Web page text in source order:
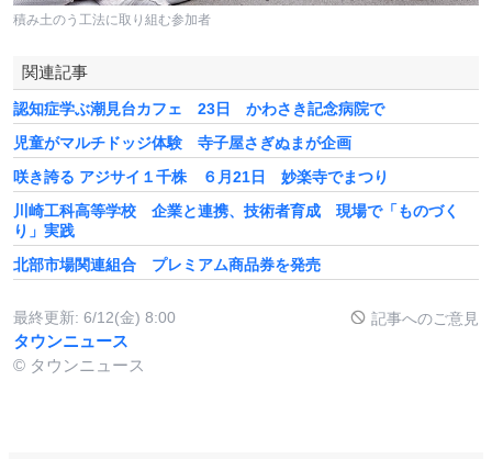
積み土のう工法に取り組む参加者
関連記事
認知症学ぶ潮見台カフェ 23日 かわさき記念病院で
児童がマルチドッジ体験 寺子屋さぎぬまが企画
咲き誇る アジサイ１千株 ６月21日 妙楽寺でまつり
川崎工科高等学校 企業と連携、技術者育成 現場で「ものづく
り」実践
北部市場関連組合 プレミアム商品券を発売
最終更新: 6/12(金) 8:00 記事へのご意見
タウンニュース
© タウンニュース